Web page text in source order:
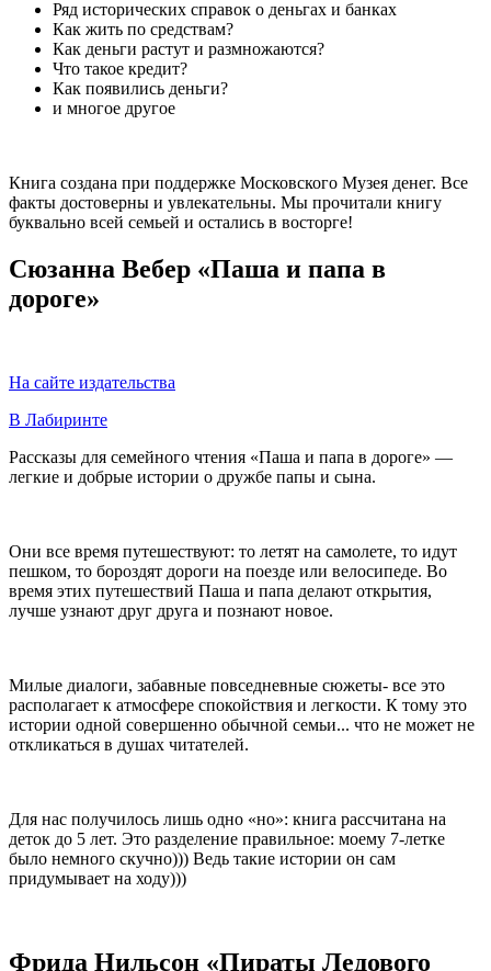
Ряд исторических справок о деньгах и банках
Как жить по средствам?
Как деньги растут и размножаются?
Что такое кредит?
Как появились деньги?
и многое другое
Книга создана при поддержке Московского Музея денег. Все
факты достоверны и увлекательны. Мы прочитали книгу
буквально всей семьей и остались в восторге!
Сюзанна Вебер «Паша и папа в
дороге»
На сайте издательства
В Лабиринте
Рассказы для семейного чтения «Паша и папа в дороге» —
легкие и добрые истории о дружбе папы и сына.
Они все время путешествуют: то летят на самолете, то идут
пешком, то бороздят дороги на поезде или велосипеде. Во
время этих путешествий Паша и папа делают открытия,
лучше узнают друг друга и познают новое.
Милые диалоги, забавные повседневные сюжеты- все это
располагает к атмосфере спокойствия и легкости. К тому это
истории одной совершенно обычной семьи... что не может не
откликаться в душах читателей.
Для нас получилось лишь одно «но»: книга рассчитана на
деток до 5 лет. Это разделение правильное: моему 7-летке
было немного скучно))) Ведь такие истории он сам
придумывает на ходу)))
Фрида Нильсон «Пираты Ледового